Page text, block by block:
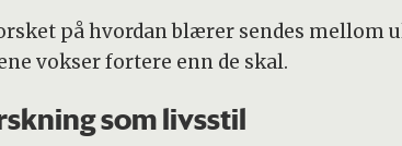
på hvordan blærer sendes mellom
vokser fortere enn de skal.
som livsstil